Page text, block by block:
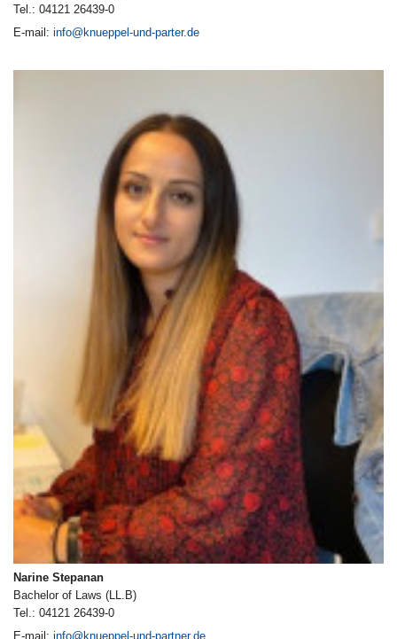
Tel.: 04121 26439-0
E-mail: info@knueppel-und-parter.de
Narine Stepanan
Bachelor of Laws (LL.B)
Tel.: 04121 26439-0
E-mail: info@knueppel-und-partner.de